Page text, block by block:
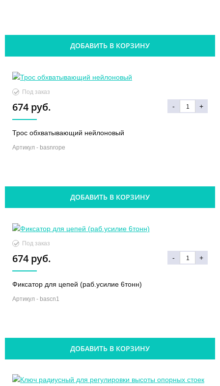
ДОБАВИТЬ В КОРЗИНУ
Под заказ
674 руб. - +
Трос обхватывающий нейлоновый
Артикул - basnrope
ДОБАВИТЬ В КОРЗИНУ
Под заказ
674 руб. - +
Фиксатор для цепей (раб.усилие 6тонн)
Артикул - bascn1
ДОБАВИТЬ В КОРЗИНУ